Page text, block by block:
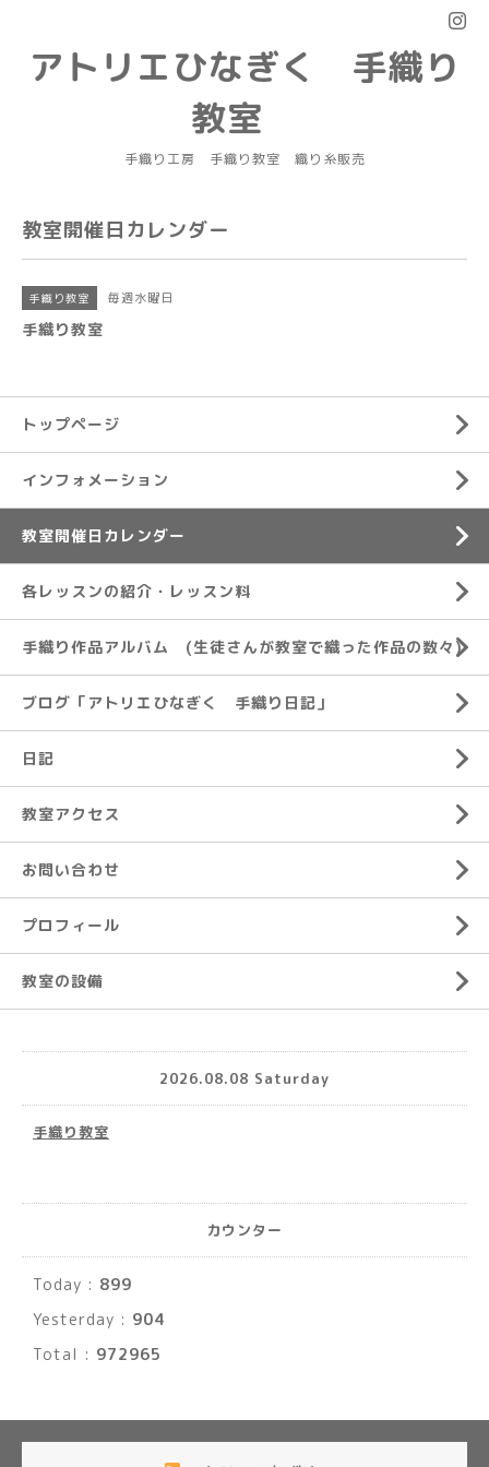
アトリエひなぎく 手織り
教室
手織り工房 手織り教室 織り糸販売
教室開催日カレンダー
手織り教室 毎週水曜日
手織り教室
トップページ
インフォメーション
教室開催日カレンダー
各レッスンの紹介・レッスン料
手織り作品アルバム (生徒さんが教室で織った作品の数々)
ブログ「アトリエひなぎく 手織り日記」
日記
教室アクセス
お問い合わせ
プロフィール
教室の設備
2026.08.08 Saturday
手織り教室
カウンター
Today : 899
Yesterday : 904
Total : 972965